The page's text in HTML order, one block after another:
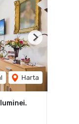
Harta
Next